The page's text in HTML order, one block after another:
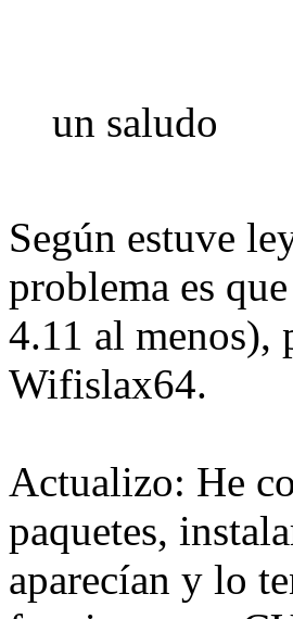
un saludo
Según estuve
problema es
4.11 al menos),
Wifislax64.
Actualizo: He
paquetes,
aparecían y lo